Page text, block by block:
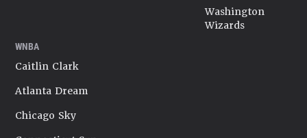
Washington
Wizards
WNBA
Caitlin Clark
Atlanta Dream
Chicago Sky